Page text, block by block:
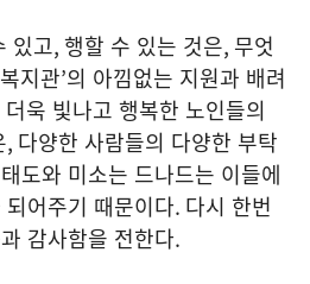
있고,행할 수 있는 것은, 무엇
지관’의 아낌없는 지원과 배려
욱 빛나고 행복한 노인들의
, 다양한 사람들의 다양한 부탁
도와 미소는 드나드는 이들에
어주기 때문이다. 다시 한번
감사함을 전한다.